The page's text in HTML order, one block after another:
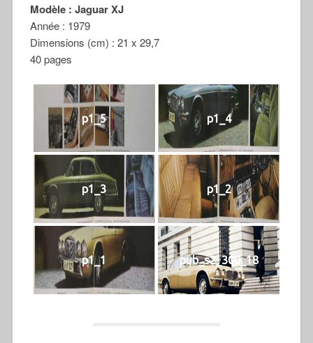
Modèle : Jaguar XJ
Année : 1979
Dimensions (cm) : 21 x 29,7
40 pages
p1_5 p1_4
p1_3 p1_2
p1_1 pub_s2_300_18